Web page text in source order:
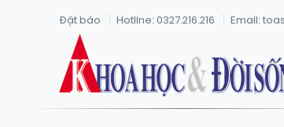
Đặt báo Hotline: 0327.216.216 Email: